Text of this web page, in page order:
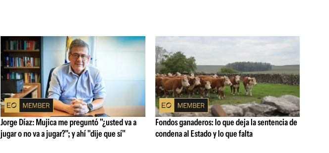
Jorge Díaz: Mujica me preguntó "¿usted va a
jugar o no va a jugar?"; y ahí "dije que sí"
Fondos ganaderos: lo que deja la sentencia de
condena al Estado y lo que falta